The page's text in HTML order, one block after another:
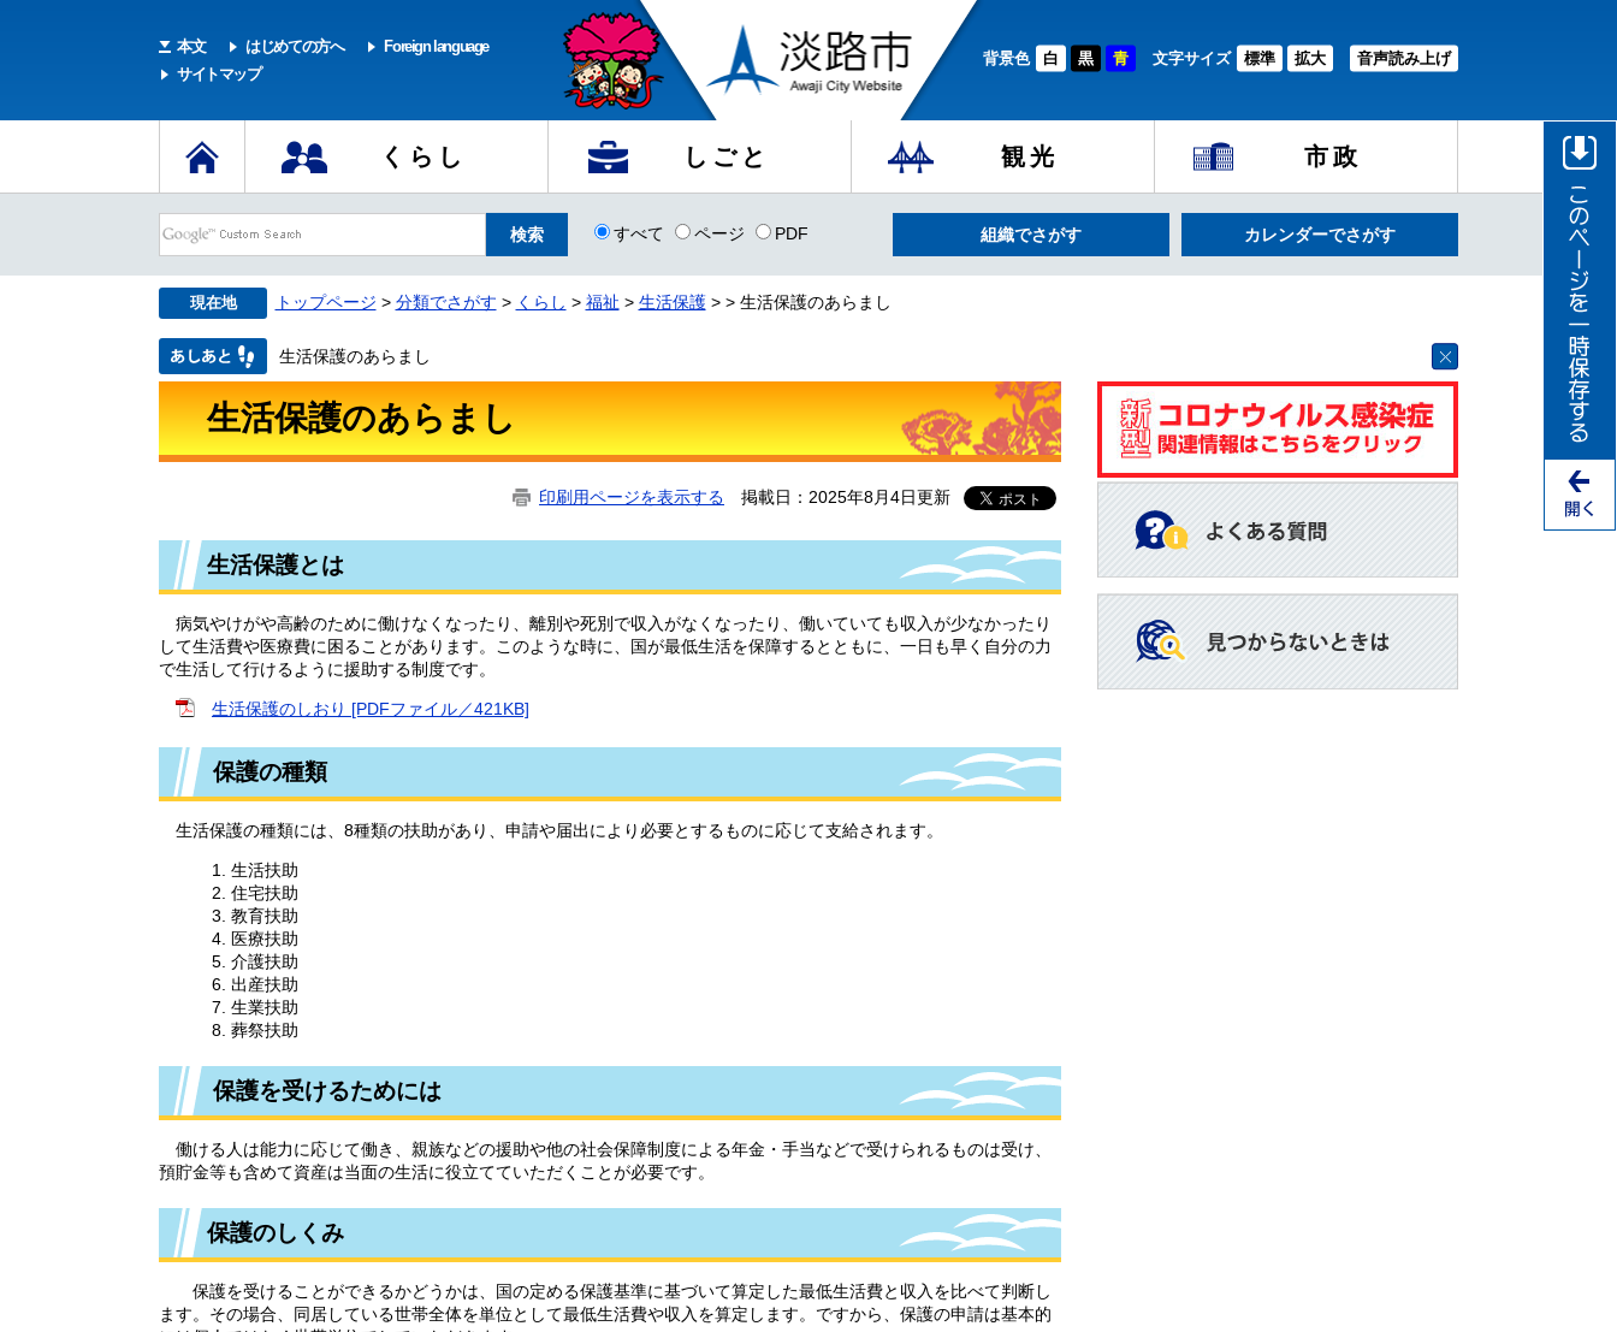
本文 はじめての方へ
Foreign language
サイトマップ
背景色 白 黒 青 文字サイズ 標準 拡大 音声読み上げ
くらし しごと 観光 市政
すべて ページ PDF 組織でさがす カレンダーでさがす
現在地 トップページ > 分類でさがす > くらし > 福祉 > 生活保護> > 生活保護のあらまし
生活保護のあらまし
生活保護のあらまし
印刷用ページを表示する 掲載日：2025年8月4日更新
生活保護とは
病気やけがや高齢のために働けなくなったり、離別や死別で収入がなくなったり、働いていても収入が少なかったり
して生活費や医療費に困ることがあります。このような時に、国が最低生活を保障するとともに、一日も早く自分の力
で生活して行けるように援助する制度です。
生活保護のしおり [PDFファイル／421KB]
保護の種類
生活保護の種類には、8種類の扶助があり、申請や届出により必要とするものに応じて支給されます。
生活扶助
住宅扶助
教育扶助
医療扶助
介護扶助
出産扶助
生業扶助
葬祭扶助
保護を受けるためには
働ける人は能力に応じて働き、親族などの援助や他の社会保障制度による年金・手当などで受けられるものは受け、
預貯金等も含めて資産は当面の生活に役立てていただくことが必要です。
保護のしくみ
保護を受けることができるかどうかは、国の定める保護基準に基づいて算定した最低生活費と収入を比べて判断し
ます。その場合、同居している世帯全体を単位として最低生活費や収入を算定します。ですから、保護の申請は基本的